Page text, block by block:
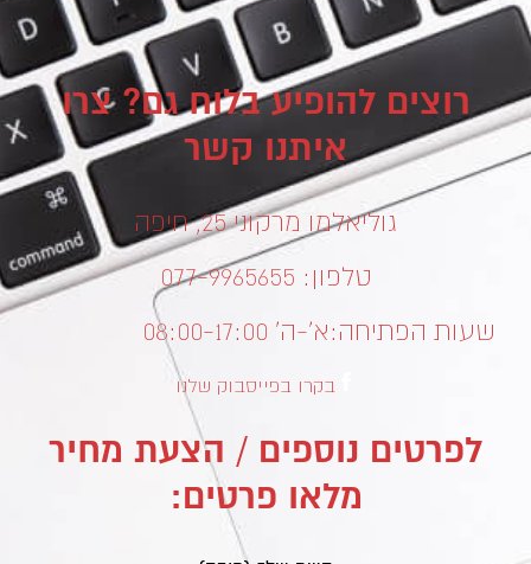
רוצים להופיע בלוח גם? צרו
איתנו קשר
גוליאלמו מרקוני 25, חיפה
טלפון: 077-9965655
שעות הפתיחה:א’-ה’ 08:00-17:00
בקרו בפייסבוק שלנו
לפרטים נוספים / הצעת מחיר
מלאו פרטים: